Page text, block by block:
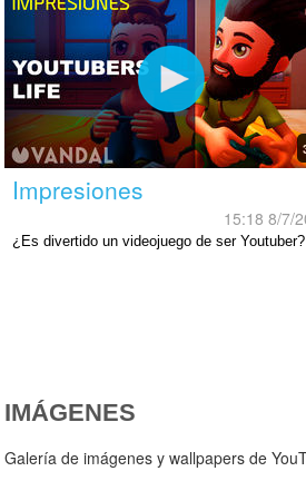
Impresiones
15:18 8/7/
¿Es divertido un videojuego de ser Youtuber?
IMÁGENES
Galería de imágenes y wallpapers de